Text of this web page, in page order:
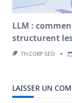
LLM :
structurent
TH.CORP SEO
LAISSER UN